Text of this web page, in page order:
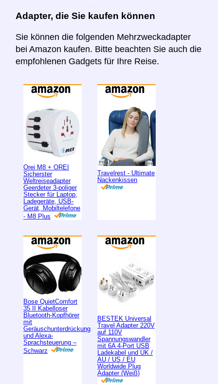
Adapter, die Sie kaufen können
Sie können die folgenden Mehrzweckadapter
bei Amazon kaufen. Bitte beachten Sie auch die
empfohlenen Gadgets für Ihre Reise.
Orei M8 + OREI
Sicherster
Weltreiseadapter
Geerdeter 3-poliger
Stecker für Laptop,
Ladegeräte, USB-
Gerät, Mobiltelefone
- M8 Plus
Travelrest - Ultimate
Nackenkissen
Bose QuietComfort
35 II Kabelloser
Bluetooth-Kopfhörer
mit
Geräuschunterdrückung
und Alexa-
Sprachsteuerung –
Schwarz
BESTEK Universal
Travel Adapter 220V
auf 110V
Spannungswandler
mit 6A 4-Port USB
Ladekabel und UK /
AU / US / EU
Worldwide Plug
Adapter (Weiß)